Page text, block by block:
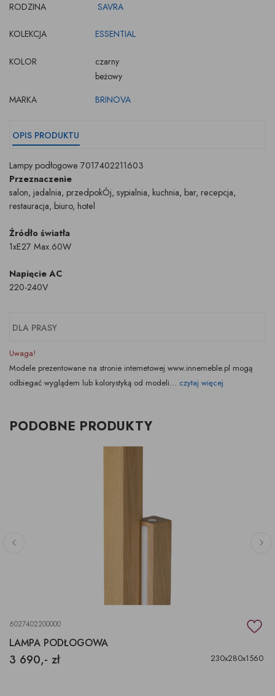
RODZINA
SAVRA
KOLEKCJA ESSENTIAL
KOLOR
czarny
beżowy
MARKA
BRINOVA
OPIS PRODUKTU
Lampy podłogowe 7017402211603
Przeznaczenie
salon, jadalnia, przedpokÓj, sypialnia, kuchnia, bar, recepcja,
restauracja, biuro, hotel
Żródło światła
1xE27 Max.60W
Napięcie AC
220-240V
DLA PRASY
Uwaga!
Modele prezentowane na stronie internetowej www.innemeble.pl mogą
odbiegać wyglądem lub kolorystyką od modeli... czytaj więcej
PODOBNE PRODUKTY
6027402200000
LAMPA PODŁOGOWA
3 690,- zł 230x280x1560